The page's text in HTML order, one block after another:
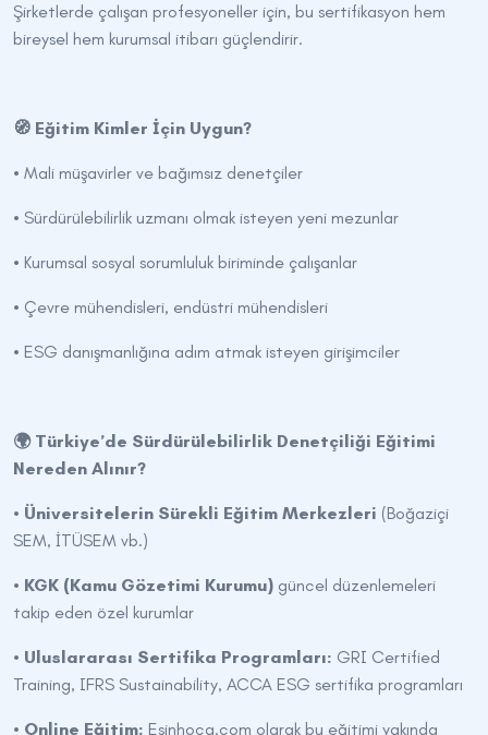
Şirketlerde çalışan profesyoneller için, bu sertifikasyon hem
bireysel hem kurumsal itibarı güçlendirir.
🧭 Eğitim Kimler İçin Uygun?
• Mali müşavirler ve bağımsız denetçiler
• Sürdürülebilirlik uzmanı olmak isteyen yeni mezunlar
• Kurumsal sosyal sorumluluk biriminde çalışanlar
• Çevre mühendisleri, endüstri mühendisleri
• ESG danışmanlığına adım atmak isteyen girişimciler
🌍 Türkiye’de Sürdürülebilirlik Denetçiliği Eğitimi
Nereden Alınır?
• Üniversitelerin Sürekli Eğitim Merkezleri (Boğaziçi
SEM, İTÜSEM vb.)
• KGK (Kamu Gözetimi Kurumu) güncel düzenlemeleri
takip eden özel kurumlar
• Uluslararası Sertifika Programları: GRI Certified
Training, IFRS Sustainability, ACCA ESG sertifika programları
• Online Eğitim: Esinhoca.com olarak bu eğitimi yakında